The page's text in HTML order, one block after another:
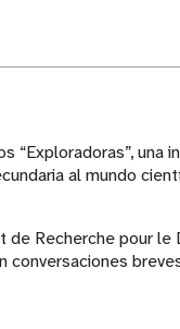
una
al mundo
Recherche pour
conversaciones